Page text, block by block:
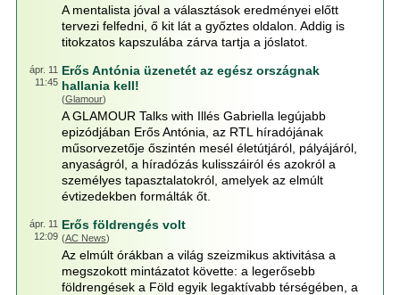
A mentalista jóval a választások eredményei előtt
tervezi felfedni, ő kit lát a győztes oldalon. Addig is
titokzatos kapszulába zárva tartja a jóslatot.
ápr. 11
11:45
Erős Antónia üzenetét az egész országnak
hallania kell!
(Glamour)
A GLAMOUR Talks with Illés Gabriella legújabb
epizódjában Erős Antónia, az RTL híradójának
műsorvezetője őszintén mesél életútjáról, pályájáról,
anyaságról, a híradózás kulisszáiról és azokról a
személyes tapasztalatokról, amelyek az elmúlt
évtizedekben formálták őt.
ápr. 11
12:09
Erős földrengés volt
(AC News)
Az elmúlt órákban a világ szeizmikus aktivitása a
megszokott mintázatot követte: a legerősebb
földrengések a Föld egyik legaktívabb térségében, a